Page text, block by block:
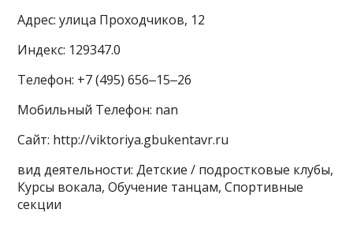
Адрес: улица Проходчиков, 12
Индекс: 129347.0
Телефон: +7 (495) 656‒15‒26
Мобильный Телефон: nan
Сайт: http://viktoriya.gbukentavr.ru
вид деятельности: Детские / подростковые клубы,
Курсы вокала, Обучение танцам, Спортивные
секции